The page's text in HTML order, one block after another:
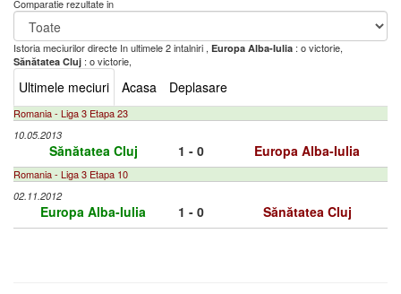
Comparatie rezultate in
Istoria meciurilor directe In ultimele 2 intalniri , Europa Alba-Iulia : o victorie,
Sănătatea Cluj : o victorie,
Ultimele meciuri Acasa Deplasare
Romania - Liga 3 Etapa 23
10.05.2013
Sănătatea Cluj 1 - 0 Europa Alba-Iulia
Romania - Liga 3 Etapa 10
02.11.2012
Europa Alba-Iulia 1 - 0 Sănătatea Cluj